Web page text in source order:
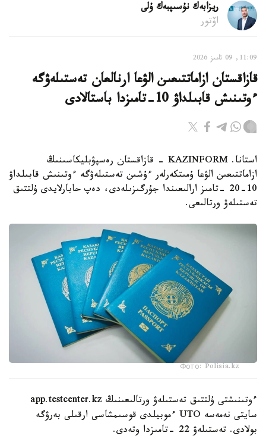
ريزابەك نۇسىپبەك ۇلى
اۆتور
11:09, 09 تامىز 2026
قازاقستان ازاماتتىعىن الۋعا ارنالعان تەستىلەۋگە
ءوتىنىش قابىلداۋ 10-تامىزدا باستالادى
استانا. KAZINFORM - قازاقستان رەسپۋبليكاسىنىڭ
ازاماتتىعىن الۋعا ۇمىتكەرلەر ءۇشىن تەستىلەۋگە ءوتىنىش قابىلداۋ
10-20 -تامىز ارالىعىندا جۇرگىزىلەدى، دەپ حابارلايدى ۇلتتىق
تەستىلەۋ ورتالىعى.
Фото: Polisia.kz
ءوتىنىشتى ۇلتتىق تەستىلەۋ ورتالىعىنىڭ app.testcenter.kz
سايتى نەمەسە UTO ءموبيلدى قوسىمشاسى ارقىلى بەرۋگە
بولادى. تەستىلەۋ 22 -تامىزدا وتەدى.